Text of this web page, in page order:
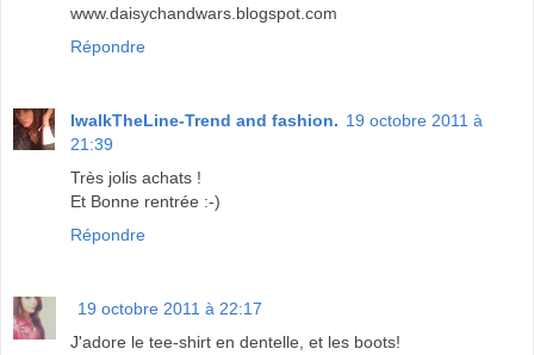
www.daisychandwars.blogspot.com
Répondre
IwalkTheLine-Trend and fashion. 19 octobre 2011 à
21:39
Très jolis achats !
Et Bonne rentrée :-)
Répondre
19 octobre 2011 à 22:17
J'adore le tee-shirt en dentelle, et les boots!